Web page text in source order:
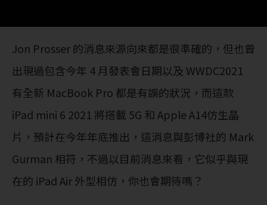
Jon Prosser 的消息來源向來都是很準確的，但也曾
出現過包含今年 4 月發表會日期以及 WWDC2021
有全新 MacBook Pro 都是有誤的狀況，而這款
iPad mini 6 2021 將搭載 5G 和 Apple A14仿生晶
片，預計在今年年底推出，這消息與彭博社的 Mark
Gurman 相符，不過以目前消息來看，它似乎與現
在的 iPad Air 外型相仿，你也會期待嗎？